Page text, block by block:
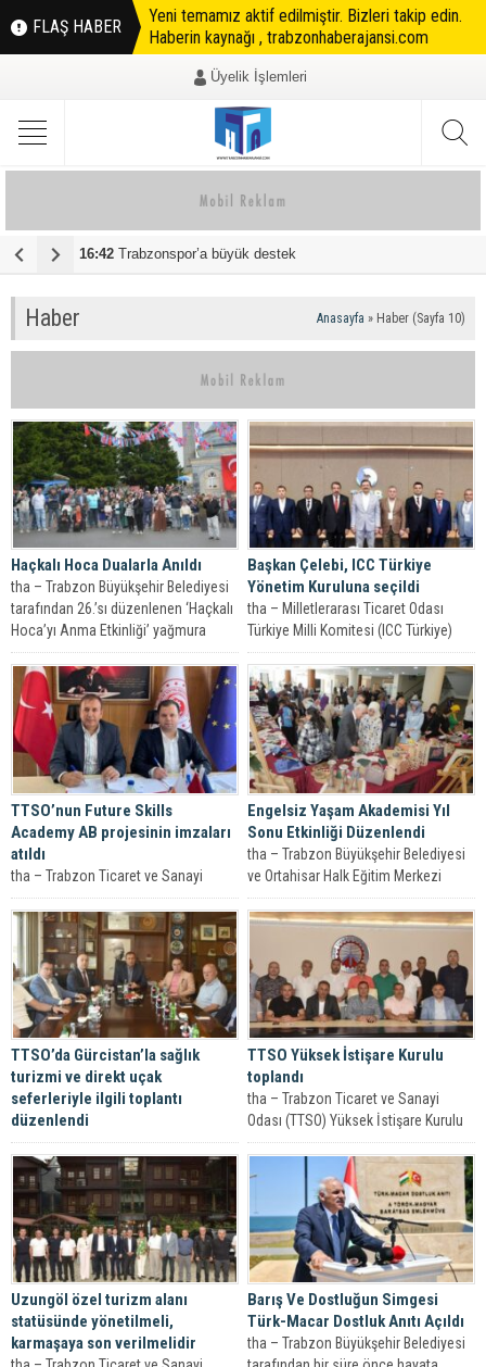
FLAŞ HABER
Yeni temamız aktif edilmiştir. Bizleri takip edin.
Haberin kaynağı , trabzonhaberajansi.com
Üyelik İşlemleri
16:42 Trabzonspor’a büyük destek
Anasayfa » Haber (Sayfa 10)
Haber
Haçkalı Hoca Dualarla Anıldı
tha – Trabzon Büyükşehir Belediyesi
tarafından 26.’sı düzenlenen ‘Haçkalı
Hoca’yı Anma Etkinliği’ yağmura
rağmen yoğun...
Başkan Çelebi, ICC Türkiye
Yönetim Kuruluna seçildi
tha – Milletlerarası Ticaret Odası
Türkiye Milli Komitesi (ICC Türkiye)
69’uncu Genel Kurulu gerçekleştirildi.
Trabzon...
TTSO’nun Future Skills
Academy AB projesinin imzaları
atıldı
tha – Trabzon Ticaret ve Sanayi
Odası’nın (TTSO) mevcut ve
gelecekteki işgücünün, geleceğin
ihtiyaçları doğrultusunda...
Engelsiz Yaşam Akademisi Yıl
Sonu Etkinliği Düzenlendi
tha – Trabzon Büyükşehir Belediyesi
ve Ortahisar Halk Eğitim Merkezi
işbirliği ile açılan Engelsiz Yaşam...
TTSO’da Gürcistan’la sağlık
turizmi ve direkt uçak
seferleriyle ilgili toplantı
düzenlendi
tha – Trabzon Ticaret ve Sanayi
Odası’nda (TTSO) düzenlenen
toplantıda Tiflis – Trabzon direkt
uçak...
TTSO Yüksek İstişare Kurulu
toplandı
tha – Trabzon Ticaret ve Sanayi
Odası (TTSO) Yüksek İstişare Kurulu
toplantısı gerçekleştirildi. TTSO
Uzungöl özel turizm alanı
statüsünde yönetilmeli,
karmaşaya son verilmelidir
Barış Ve Dostluğun Simgesi
Türk-Macar Dostluk Anıtı Açıldı
tha – Trabzon Büyükşehir Belediyesi